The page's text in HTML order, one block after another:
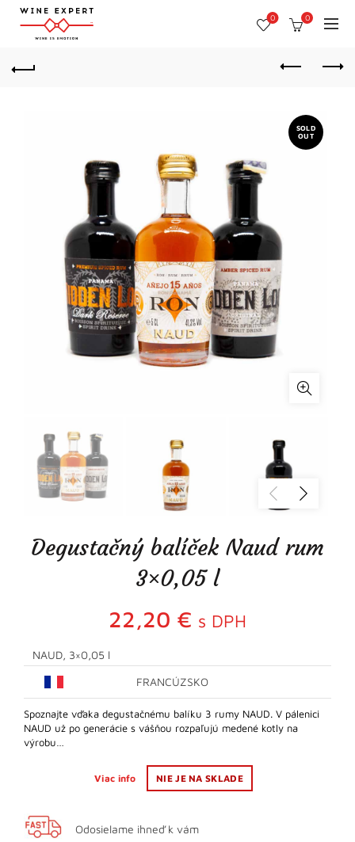
0 0
SOLD
OUT
Degustačný balíček Naud rum
3×0,05 l
22,20 € s DPH
NAUD, 3×0,05 l
FRANCÚZSKO
Spoznajte vďaka degustačnému balíku 3 rumy NAUD. V pálenici
NAUD už po generácie s vášňou rozpaľujú medené kotly na
výrobu…
Viac info NIE JE NA SKLADE
Odosielame ihneď k vám